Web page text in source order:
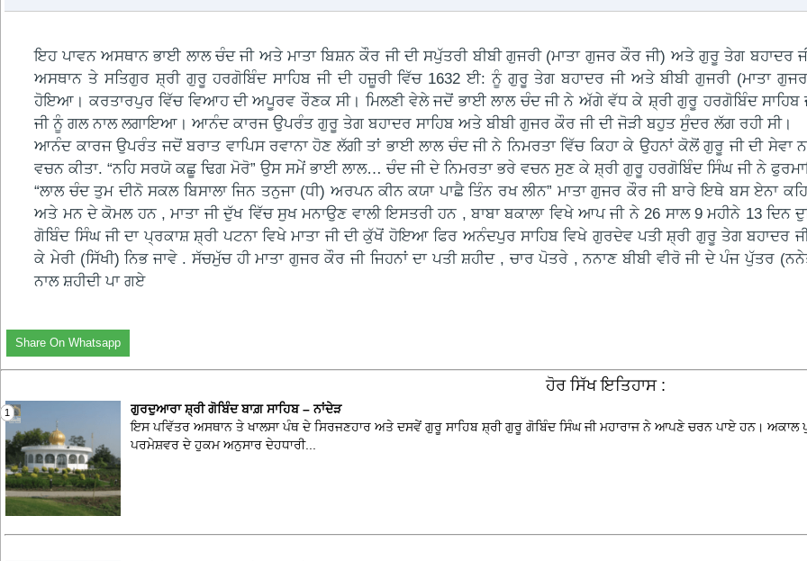
ਇਹ ਪਾਵਨ ਅਸਥਾਨ ਭਾਈ ਲਾਲ ਚੰਦ ਜੀ ਅਤੇ ਮਾਤਾ ਬਿਸ਼ਨ ਕੌਰ ਜੀ ਦੀ ਸਪੁੱਤਰੀ ਬੀਬੀ ਗੁਜਰੀ (ਮਾਤਾ ਗੁਜਰ ਕੌਰ ਜੀ) ਅਤੇ ਗੁਰੂ ਤੇਗ
ਅਸਥਾਨ ਤੇ ਸਤਿਗੁਰ ਸ਼੍ਰੀ ਗੁਰੂ ਹਰਗੋਬਿੰਦ ਸਾਹਿਬ ਜੀ ਦੀ ਹਜ਼ੂਰੀ ਵਿੱਚ 1632 ਈ: ਨੂੰ ਗੁਰੂ ਤੇਗ ਬਹਾਦਰ ਜੀ ਅਤੇ ਬੀਬੀ ਗੁਜਰੀ (ਮਾਤਾ
ਹੋਇਆ। ਕਰਤਾਰਪੁਰ ਵਿੱਚ ਵਿਆਹ ਦੀ ਅਪੂਰਵ ਰੌਣਕ ਸੀ। ਮਿਲਣੀ ਵੇਲੇ ਜਦੋਂ ਭਾਈ ਲਾਲ ਚੰਦ ਜੀ ਨੇ ਅੱਗੇ ਵੱਧ ਕੇ ਸ਼੍ਰੀ ਗੁਰੂ ਹਰਗੋਬਿੰਦ
ਜੀ ਨੂੰ ਗਲ ਨਾਲ ਲਗਾਇਆ। ਆਨੰਦ ਕਾਰਜ ਉਪਰੰਤ ਗੁਰੂ ਤੇਗ ਬਹਾਦਰ ਸਾਹਿਬ ਅਤੇ ਬੀਬੀ ਗੁਜਰ ਕੌਰ ਜੀ ਦੀ ਜੋੜੀ ਬਹੁਤ ਸੁੰਦਰ ਲੱਗ ਰਹੀ ਸੀ।
ਆਨੰਦ ਕਾਰਜ ਉਪਰੰਤ ਜਦੋਂ ਬਰਾਤ ਵਾਪਿਸ ਰਵਾਨਾ ਹੋਣ ਲੱਗੀ ਤਾਂ ਭਾਈ ਲਾਲ ਚੰਦ ਜੀ ਨੇ ਨਿਮਰਤਾ ਵਿੱਚ ਕਿਹਾ ਕੇ ਉਹਨਾਂ ਕੋਲੋਂ ਗੁਰੂ ਜੀ ਦੀ
ਵਚਨ ਕੀਤਾ. “ਨਹਿ ਸਰਯੋ ਕਛੂ ਢਿਗ ਮੋਰੋ” ਉਸ ਸਮੇਂ ਭਾਈ ਲਾਲ… ਚੰਦ ਜੀ ਦੇ ਨਿਮਰਤਾ ਭਰੇ ਵਚਨ ਸੁਣ ਕੇ ਸ਼੍ਰੀ ਗੁਰੂ ਹਰਗੋਬਿੰਦ ਸਿੰਘ ਜੀ ਨੇ
“ਲਾਲ ਚੰਦ ਤੁਮ ਦੀਨੋ ਸਕਲ ਬਿਸਾਲਾ ਜਿਨ ਤਨੁਜਾ (ਧੀ) ਅਰਪਨ ਕੀਨ ਕਯਾ ਪਾਛੈ ਤਿੰਨ ਰਖ ਲੀਨ” ਮਾਤਾ ਗੁਜਰ ਕੌਰ ਜੀ ਬਾਰੇ ਇਥੇ ਬਸ ਏਨਾ
ਅਤੇ ਮਨ ਦੇ ਕੋਮਲ ਹਨ , ਮਾਤਾ ਜੀ ਦੁੱਖ ਵਿੱਚ ਸੁਖ ਮਨਾਉਣ ਵਾਲੀ ਇਸਤਰੀ ਹਨ , ਬਾਬਾ ਬਕਾਲਾ ਵਿਖੇ ਆਪ ਜੀ ਨੇ 26 ਸਾਲ 9 ਮਹੀਨੇ 13
ਗੋਬਿੰਦ ਸਿੰਘ ਜੀ ਦਾ ਪ੍ਰਕਾਸ਼ ਸ਼੍ਰੀ ਪਟਨਾ ਵਿਖੇ ਮਾਤਾ ਜੀ ਦੀ ਕੁੱਖੋਂ ਹੋਇਆ ਫਿਰ ਅਨੰਦਪੁਰ ਸਾਹਿਬ ਵਿਖੇ ਗੁਰਦੇਵ ਪਤੀ ਸ਼੍ਰੀ ਗੁਰੂ ਤੇਗ ਬਹਾਦਰ
ਕੇ ਮੇਰੀ (ਸਿੱਖੀ) ਨਿਭ ਜਾਵੇ . ਸੱਚਮੁੱਚ ਹੀ ਮਾਤਾ ਗੁਜਰ ਕੌਰ ਜੀ ਜਿਹਨਾਂ ਦਾ ਪਤੀ ਸ਼ਹੀਦ , ਚਾਰ ਪੋਤਰੇ , ਨਨਾਣ ਬੀਬੀ ਵੀਰੋ ਜੀ ਦੇ ਪੰਜ ਪੁੱਤਰ
ਨਾਲ ਸ਼ਹੀਦੀ ਪਾ ਗਏ
Share On Whatsapp
ਹੋਰ ਸਿੱਖ ਇਤਿਹਾਸ :
1
ਗੁਰਦੁਆਰਾ ਸ਼੍ਰੀ ਗੋਬਿੰਦ ਬਾਗ਼ ਸਾਹਿਬ – ਨਾਂਦੇੜ
ਇਸ ਪਵਿੱਤਰ ਅਸਥਾਨ ਤੇ ਖਾਲਸਾ ਪੰਥ ਦੇ ਸਿਰਜਣਹਾਰ ਅਤੇ ਦਸਵੇਂ ਗੁਰੂ ਸਾਹਿਬ ਸ਼੍ਰੀ ਗੁਰੂ ਗੋਬਿੰਦ ਸਿੰਘ ਜੀ ਮਹਾਰਾਜ ਨੇ ਆਪਣੇ ਚਰਨ ਪਾਏ ਹਨ। ਅਕਾਲ
ਪਰਮੇਸ਼ਵਰ ਦੇ ਹੁਕਮ ਅਨੁਸਾਰ ਦੇਹਧਾਰੀ...